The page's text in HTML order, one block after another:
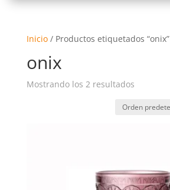
Inicio/ Productos etiquetados “onix”
onix
Mostrando los 2 resultados